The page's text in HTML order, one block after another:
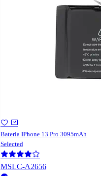
Bateria IPhone 13 Pro 3095mAh
Selected
MSLC-A2656